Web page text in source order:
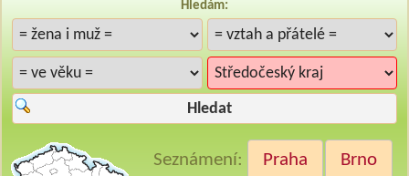
Hledám:
Hledat
Seznámení: Praha Brno